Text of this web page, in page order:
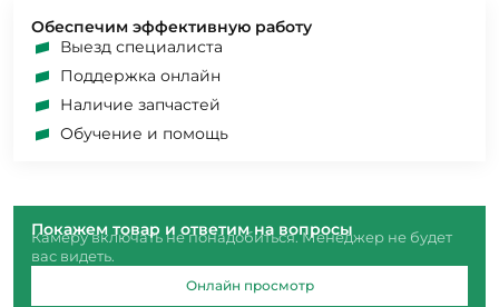
Обеспечим эффективную работу
Выезд специалиста
Поддержка онлайн
Наличие запчастей
Обучение и помощь
Покажем товар и ответим на вопросы
Камеру включать не понадобиться. Менеджер не будет
вас видеть.
Онлайн просмотр